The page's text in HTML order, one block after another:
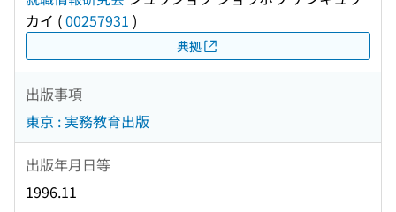
カイ (00257931 )
典拠
出版事項
東京 : 実務教育出版
出版年月日等
1996.11